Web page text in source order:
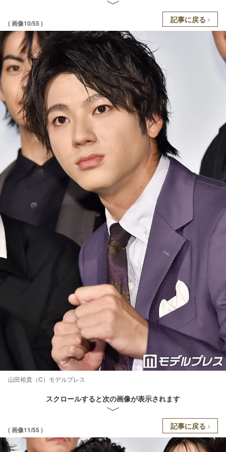
( 画像10/55 ) 記事に戻る
山田裕貴（C）モデルプレス
スクロールすると次の画像が表示されます
( 画像11/55 ) 記事に戻る